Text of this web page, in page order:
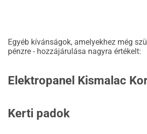
Egyéb kívánságok, amelyekhez még
pénzre - hozzájárulása nagyra értékelt:
Elektropanel Kismalac
Kerti padok